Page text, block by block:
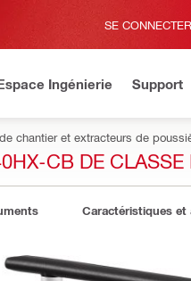
SE
Ingénierie Support
chantier et extracteurs de
CB DE
Caractéristiques et